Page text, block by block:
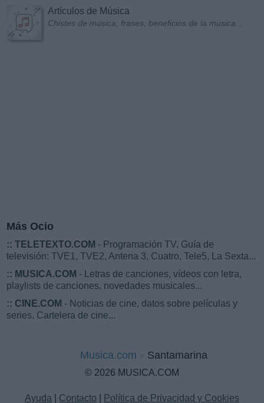
Artículos de Música
Chistes de música, frases, beneficios de la música...
Más Ocio
:: TELETEXTO.COM - Programación TV. Guía de
televisión: TVE1, TVE2, Antena 3, Cuatro, Tele5, La Sexta...
:: MUSICA.COM - Letras de canciones, vídeos con letra,
playlists de canciones, novedades musicales...
:: CINE.COM - Noticias de cine, datos sobre películas y
series. Cartelera de cine...
Musica.com Santamarina
© 2026 MUSICA.COM
Ayuda Contacto Política de Privacidad y Cookies